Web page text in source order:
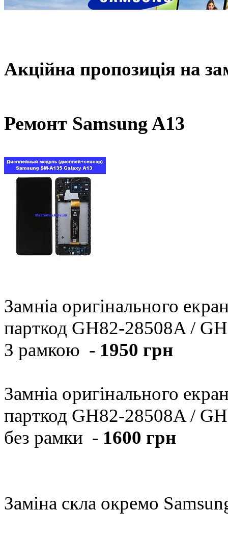
Акційна пропозиція на
Ремонт Samsung A13
Замніа оригінального
парткод GH82-28508A /
З рамкою - 1950 грн
Замніа оригінального
парткод GH82-28508A /
без рамки - 1600 грн
Заміна скла окремо